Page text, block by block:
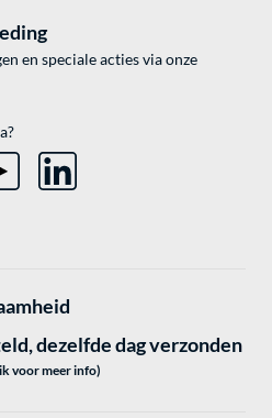
en speciale acties via onze
dezelfde dag verzonden
voor meer info)